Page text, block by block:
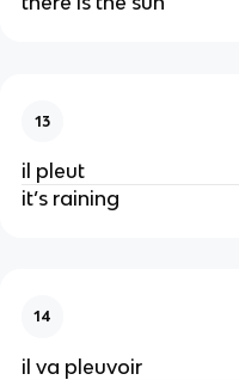
13
il pleut
it’s raining
14
il va pleuvoir